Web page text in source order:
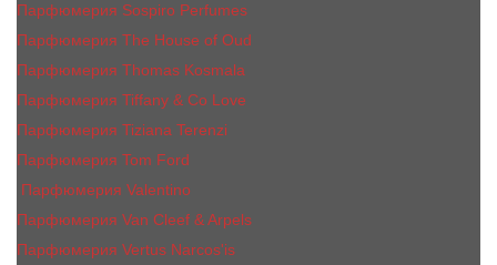
Парфюмерия Sospiro Perfumes
Парфюмерия The House of Oud
Парфюмерия Thomas Kosmala
Парфюмерия Tiffany & Co Love
Парфюмерия Tiziana Terenzi
Парфюмерия Tom Ford
Парфюмерия Valentino
Парфюмерия Van Cleef & Arpels
Парфюмерия Vertus Narcos'is